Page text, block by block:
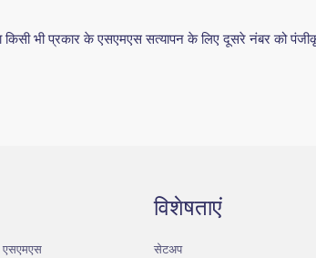
भी प्रकार के एसएमएस सत्यापन के लिए दूसरे नंबर को
एसएमएस
विशेषताएं
सेटअप